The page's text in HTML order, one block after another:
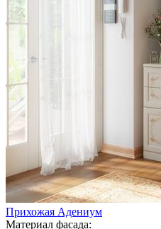
Прихожая Адениум
Материал фасада: